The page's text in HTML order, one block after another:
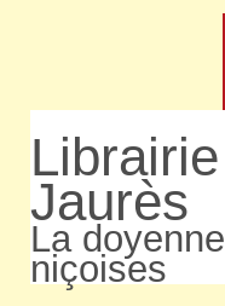
Jaurès
La
niçoises